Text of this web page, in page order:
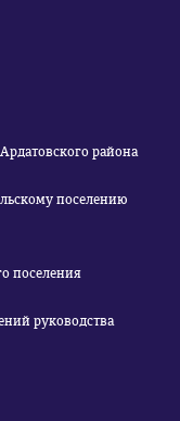
района
поселению
поселения
руководства